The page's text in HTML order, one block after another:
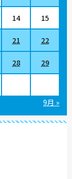
14 15
21 22
28 29
9月 »